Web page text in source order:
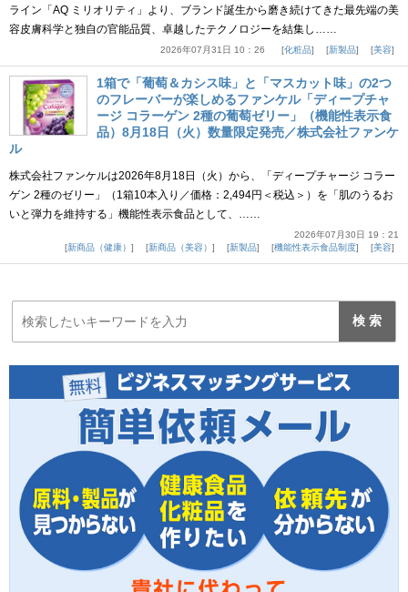
ライン「AQ ミリオリティ」より、ブランド誕生から磨き続けてきた最先端の美
容皮膚科学と独自の官能品質、卓越したテクノロジーを結集し……
2026年07月31日 10：26 化粧品 新製品 美容
1箱で「葡萄＆カシス味」と「マスカット味」の2つ
のフレーバーが楽しめるファンケル「ディープチャ
ージ コラーゲン 2種の葡萄ゼリー」（機能性表示食
品）8月18日（火）数量限定発売／株式会社ファンケ
ル
株式会社ファンケルは2026年8月18日（火）から、「ディープチャージ コラー
ゲン 2種のゼリー」（1箱10本入り／価格：2,494円＜税込＞）を「肌のうるお
いと弾力を維持する」機能性表示食品として、……
2026年07月30日 19：21
新商品（健康）
新商品（美容） 新製品 機能性表示食品制度 美容